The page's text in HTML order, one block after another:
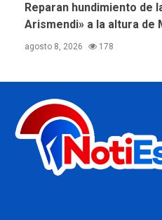
Reparan hundimiento de
Arismendi» a la altura de
agosto 8, 2026 178